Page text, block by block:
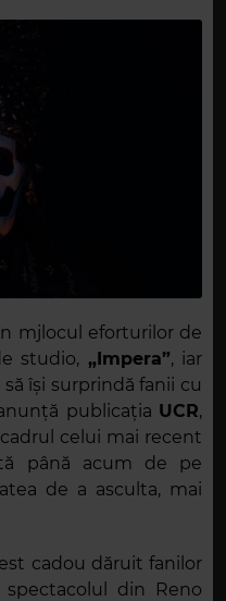
mjlocul eforturilor de
studio, „Impera”, iar
să își surprindă fanii cu
publicația UCR,
celui mai recent
până acum de pe
de a asculta, mai
cadou dăruit fanilor
din Reno